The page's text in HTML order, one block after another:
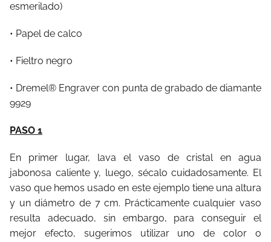
esmerilado)
• Papel de calco
• Fieltro negro
• Dremel® Engraver con punta de grabado de diamante
9929
PASO 1
En primer lugar, lava el vaso de cristal en agua
jabonosa caliente y, luego, sécalo cuidadosamente. El
vaso que hemos usado en este ejemplo tiene una altura
y un diámetro de 7 cm. Prácticamente cualquier vaso
resulta adecuado, sin embargo, para conseguir el
mejor efecto, sugerimos utilizar uno de color o